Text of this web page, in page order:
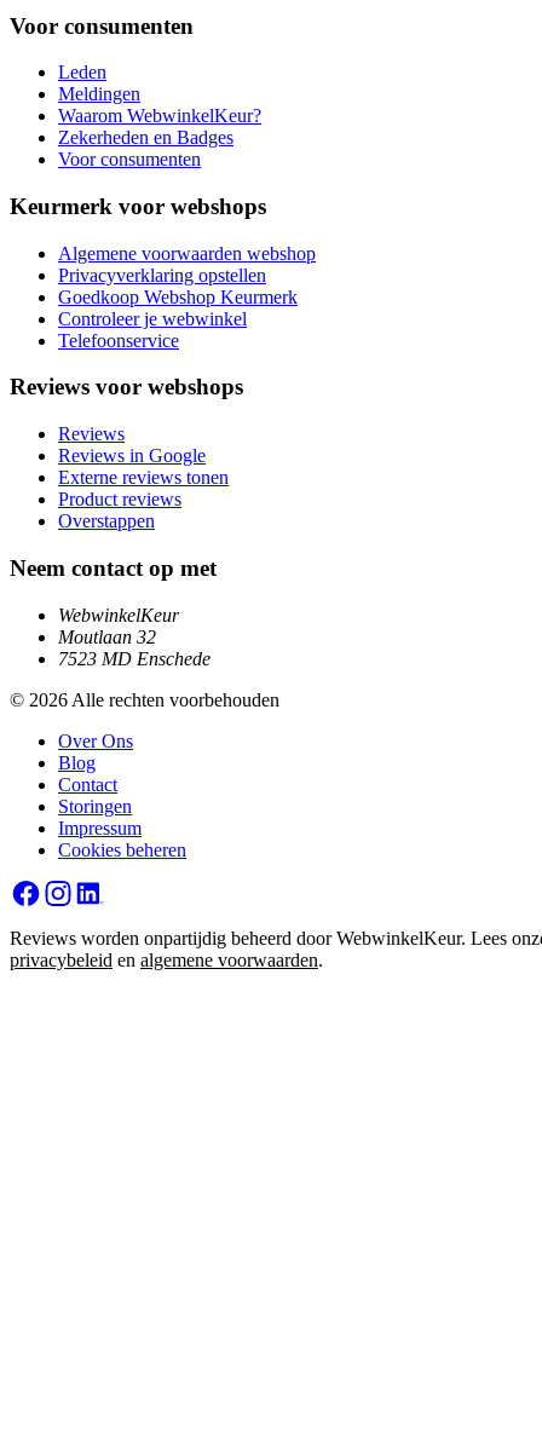
Voor consumenten
Leden
Meldingen
Waarom WebwinkelKeur?
Zekerheden en Badges
Voor consumenten
Keurmerk voor webshops
Algemene voorwaarden webshop
Privacyverklaring opstellen
Goedkoop Webshop Keurmerk
Controleer je webwinkel
Telefoonservice
Reviews voor webshops
Reviews
Reviews in Google
Externe reviews tonen
Product reviews
Overstappen
Neem contact op met
WebwinkelKeur
Moutlaan 32
7523 MD Enschede
© 2026 Alle rechten voorbehouden
Over Ons
Blog
Contact
Storingen
Impressum
Cookies beheren
Reviews worden onpartijdig beheerd door WebwinkelKeur. Lees
privacybeleid en algemene voorwaarden.